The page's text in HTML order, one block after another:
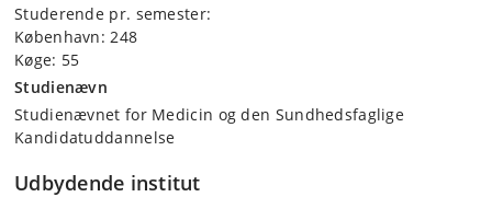
Studerende pr. semester:
København: 248
Køge: 55
Studienævn
Studienævnet for Medicin og den Sundhedsfaglige
Kandidatuddannelse
Udbydende institut